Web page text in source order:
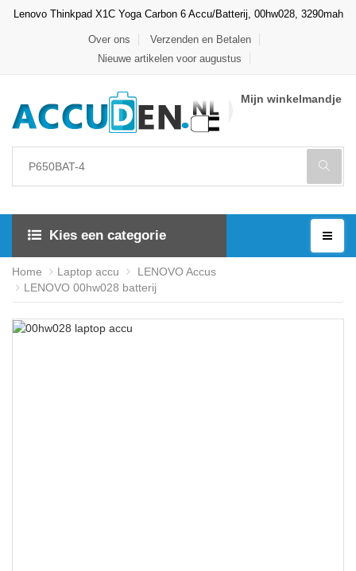
Lenovo Thinkpad X1C Yoga Carbon 6 Accu/Batterij, 00hw028, 3290mah
Over ons
Verzenden en Betalen
Nieuwe artikelen voor augustus
Mijn winkelmandje
Kies een categorie
Home Laptop accu
LENOVO Accus
LENOVO 00hw028 batterij